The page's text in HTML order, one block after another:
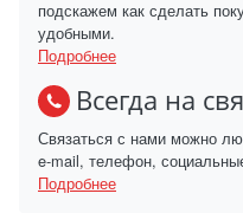
подскажем как сделать
удобными.
Подробнее
Всегда на
Связаться с нами можно
e-mail, телефон,
Подробнее